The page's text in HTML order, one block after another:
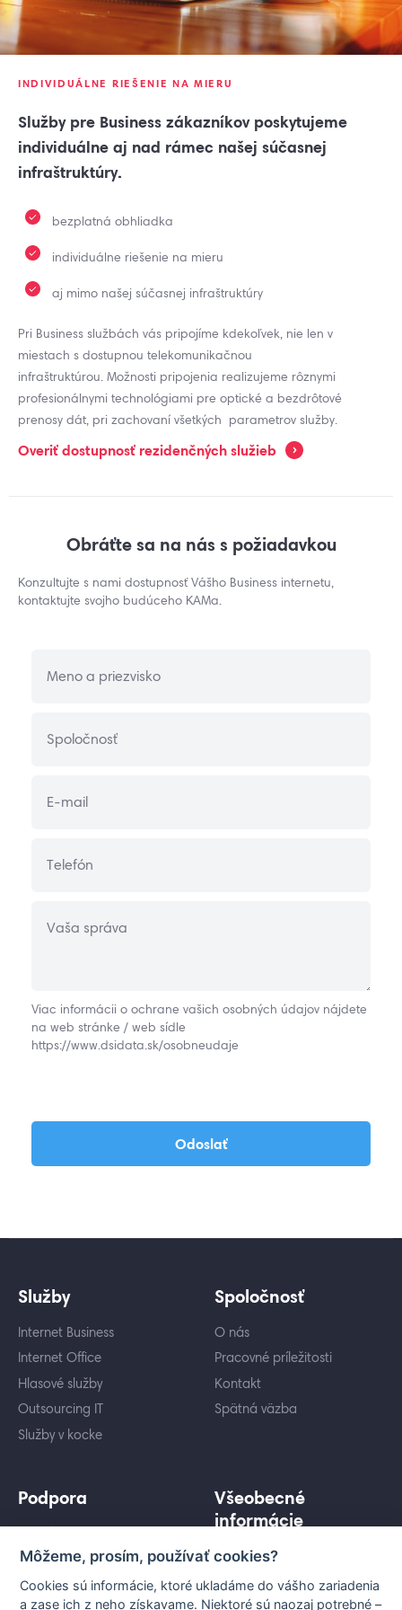
INDIVIDUÁLNE RIEŠENIE NA MIERU
Služby pre Business zákazníkov poskytujeme
individuálne aj nad rámec našej súčasnej
infraštruktúry.
bezplatná obhliadka
individuálne riešenie na mieru
aj mimo našej súčasnej infraštruktúry
Pri Business službách vás pripojíme kdekoľvek, nie len v
miestach s dostupnou telekomunikačnou
infraštruktúrou. Možnosti pripojenia realizujeme rôznymi
profesionálnymi technológiami pre optické a bezdrôtové
prenosy dát, pri zachovaní všetkých parametrov služby.
Overiť dostupnosť rezidenčných služieb
Obráťte sa na nás s požiadavkou
Konzultujte s nami dostupnosť Vášho Business internetu,
kontaktujte svojho budúceho KAMa.
Meno a priezvisko
Spoločnosť
E-mail
Telefón
Vaša správa
Viac informácii o ochrane vašich osobných údajov nájdete
na web stránke / web sídle
https://www.dsidata.sk/osobneudaje
Odoslať
Služby
Internet Business
Internet Office
Hlasové služby
Outsourcing IT
Služby v kocke
Spoločnosť
O nás
Pracovné príležitosti
Kontakt
Spätná väzba
Podpora
Záujem o služby
Porovnanie služieb
Všeobecné
informácie
Ochrana osobných údajov
Informácie pre koncového
užívateľa
Môžeme, prosím, používať cookies?
Cookies sú informácie, ktoré ukladáme do vášho zariadenia
a zase ich z neho získavame. Niektoré sú naozaj potrebné –